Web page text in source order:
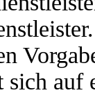
sich auf